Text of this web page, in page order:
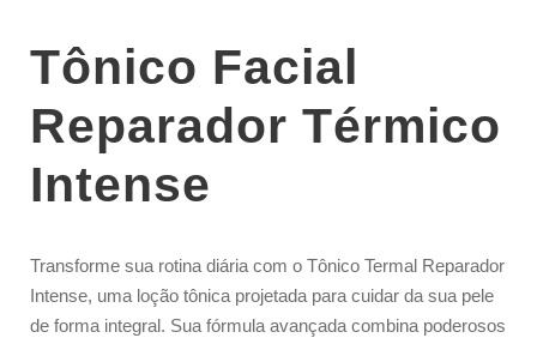
Tônico Facial
Reparador Térmico
Intense
Transforme sua rotina diária com o Tônico Termal Reparador
Intense, uma loção tônica projetada para cuidar da sua pele
de forma integral. Sua fórmula avançada combina poderosos